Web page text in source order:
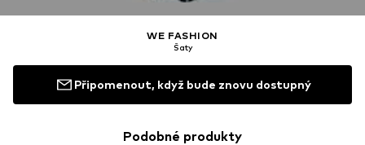
WE FASHION
Šaty
Připomenout, když bude znovu dostupný
Podobné produkty